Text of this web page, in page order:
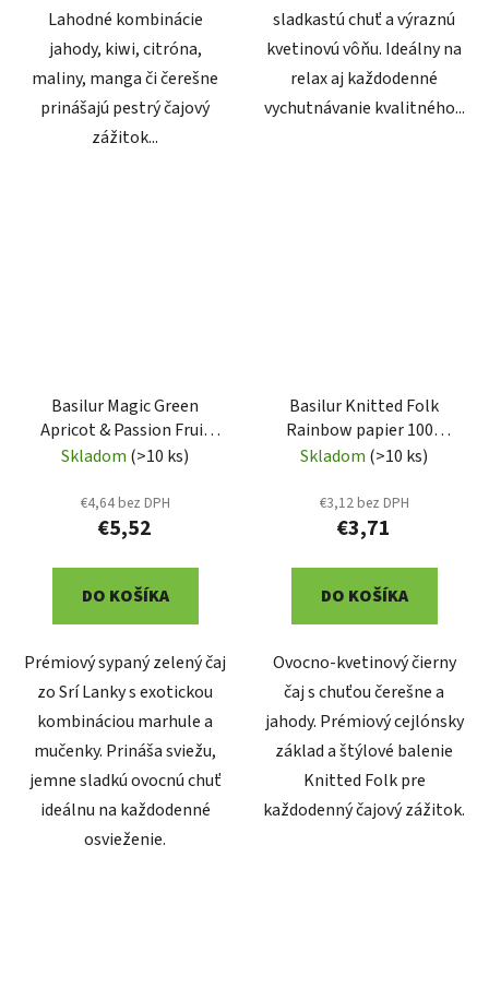
Lahodné kombinácie
jahody, kiwi, citróna,
maliny, manga či čerešne
prinášajú pestrý čajový
zážitok...
sladkastú chuť a výraznú
kvetinovú vôňu. Ideálny na
relax aj každodenné
vychutnávanie kvalitného...
Basilur Magic Green
Apricot & Passion Fruit
papier 100g (3802)
Skladom (>10 ks)
€4,64 bez DPH
€5,52
DO KOŠÍKA
Prémiový sypaný zelený čaj
zo Srí Lanky s exotickou
kombináciou marhule a
mučenky. Prináša sviežu,
jemne sladkú ovocnú chuť
ideálnu na každodenné
osvieženie.
Basilur Knitted Folk
Rainbow papier 100g
(3786)
Skladom (>10 ks)
€3,12 bez DPH
€3,71
DO KOŠÍKA
Ovocno-kvetinový čierny
čaj s chuťou čerešne a
jahody. Prémiový cejlónsky
základ a štýlové balenie
Knitted Folk pre
každodenný čajový zážitok.